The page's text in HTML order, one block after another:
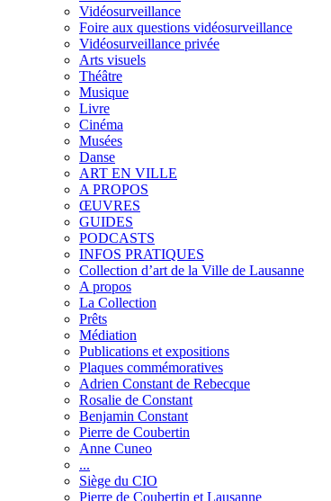
Vidéosurveillance
Foire aux questions vidéosurveillance
Vidéosurveillance privée
Arts visuels
Théâtre
Musique
Livre
Cinéma
Musées
Danse
ART EN VILLE
A PROPOS
ŒUVRES
GUIDES
PODCASTS
INFOS PRATIQUES
Collection d’art de la Ville de Lausanne
A propos
La Collection
Prêts
Médiation
Publications et expositions
Plaques commémoratives
Adrien Constant de Rebecque
Rosalie de Constant
Benjamin Constant
Pierre de Coubertin
Anne Cuneo
...
Siège du CIO
Pierre de Coubertin et Lausanne